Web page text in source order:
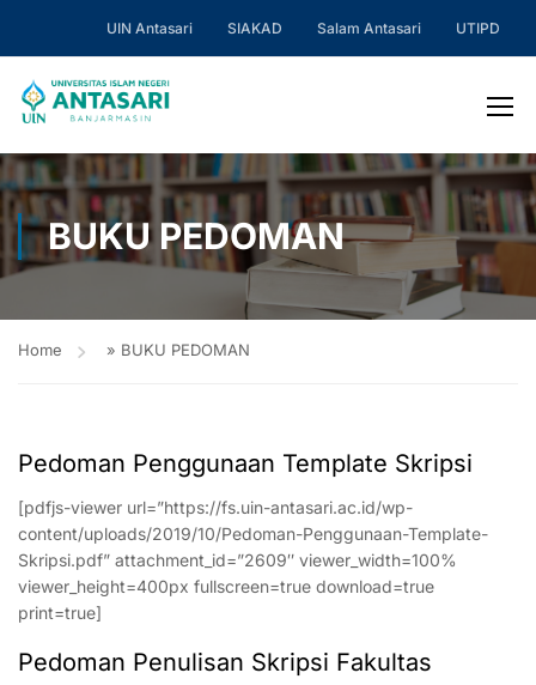
UIN Antasari SIAKAD Salam Antasari UTIPD
BUKU PEDOMAN
Home » BUKU PEDOMAN
Pedoman Penggunaan Template Skripsi
[pdfjs-viewer url=”https://fs.uin-antasari.ac.id/wp-
content/uploads/2019/10/Pedoman-Penggunaan-Template-
Skripsi.pdf” attachment_id=”2609″ viewer_width=100%
viewer_height=400px fullscreen=true download=true
print=true]
Pedoman Penulisan Skripsi Fakultas